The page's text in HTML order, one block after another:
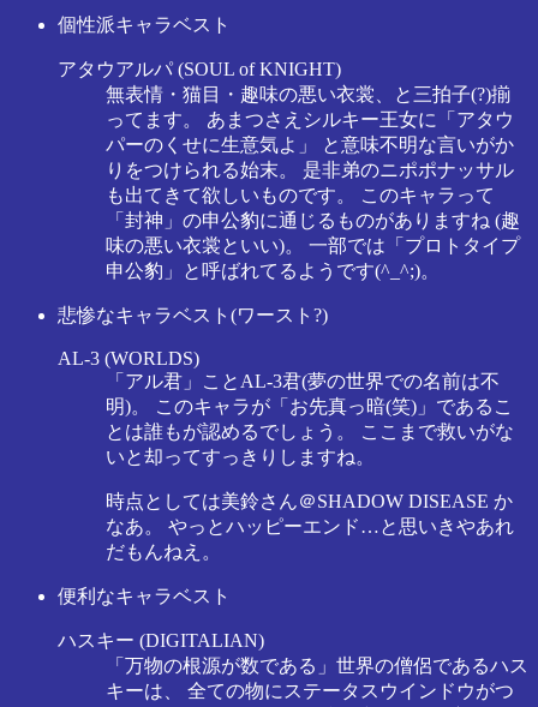
個性派キャラベスト
アタウアルパ (SOUL of KNIGHT)
無表情・猫目・趣味の悪い衣裳、と三拍子(?)揃
ってます。 あまつさえシルキー王女に「アタウ
パーのくせに生意気よ」 と意味不明な言いがか
りをつけられる始末。 是非弟のニポポナッサル
も出てきて欲しいものです。 このキャラって
「封神」の申公豹に通じるものがありますね (趣
味の悪い衣裳といい)。 一部では「プロトタイプ
申公豹」と呼ばれてるようです(^_^;)。
悲惨なキャラベスト(ワースト?)
AL-3 (WORLDS)
「アル君」ことAL-3君(夢の世界での名前は不
明)。 このキャラが「お先真っ暗(笑)」であるこ
とは誰もが認めるでしょう。 ここまで救いがな
いと却ってすっきりしますね。
時点としては美鈴さん＠SHADOW DISEASE か
なあ。 やっとハッピーエンド…と思いきやあれ
だもんねえ。
便利なキャラベスト
ハスキー (DIGITALIAN)
「万物の根源が数である」世界の僧侶であるハス
キーは、 全ての物にステータスウインドウがつ